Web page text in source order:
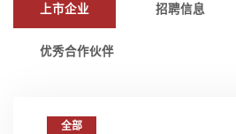
上市企业 招聘信息
优秀合作伙伴
全部